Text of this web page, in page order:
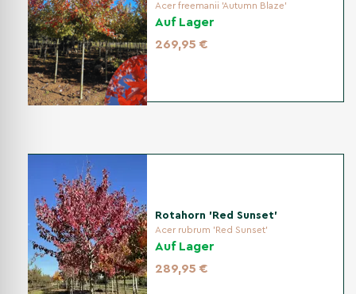
Acer freemanii 'Autumn Blaze'
Auf Lager
269,95 €
Rotahorn 'Red Sunset'
Acer rubrum 'Red Sunset'
Auf Lager
289,95 €